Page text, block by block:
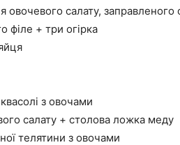
овочевого салату,
філе + три огірка
з овочами
салату + столова ложка меду
телятини з овочами